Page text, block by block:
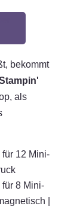
bekommt
als